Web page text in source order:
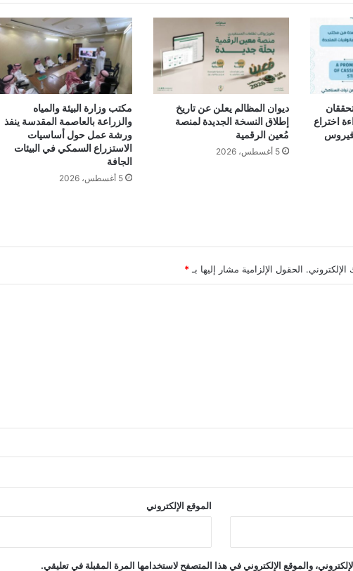
اختراع
فيروس
ديوان المظالم يعلن عن تاريخ
إطلاق النسخة الجديدة لمنصة
مُعين الرقمية
5 أغسطس، 2026
مكتب وزارة البيئة والمياه
والزراعة بالعاصمة المقدسة ينفذ
ورشة عمل حول أساسيات
الاستزراع السمكي في البيئات
الجافة
5 أغسطس، 2026
الحقول الإلزامية مشار إليها بـ *
الموقع الإلكتروني
والموقع الإلكتروني في هذا المتصفح لاستخدامها المرة المقبلة في تعليقي.